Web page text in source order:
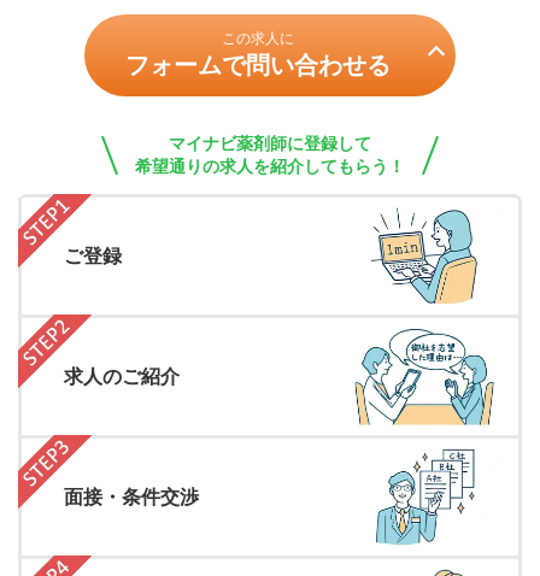
この求人に
フォームで問い合わせる
マイナビ薬剤師に登録して
希望通りの求人を紹介してもらう！
ご登録
求人のご紹介
面接・条件交渉